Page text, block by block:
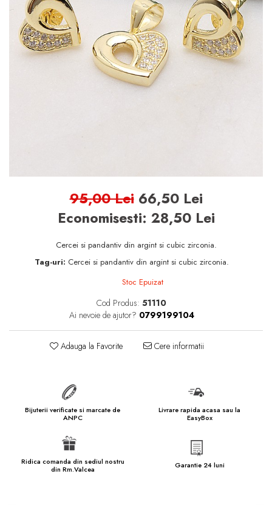
BIJUTERII ARGINT PENTRU
BARBATI
INELE ARGINT
marimea 54
marimea 60
marimea 61
marimea 64
marimea 65
marimea 66
marimea 67
marimea 68
95,00 Lei 66,50 Lei
Economisesti: 28,50 Lei
Cercei si pandantiv din argint si cubic zirconia.
Tag-uri: Cercei si pandantiv din argint si cubic zirconia.
Stoc Epuizat
Cod Produs: 51110
Ai nevoie de ajutor? 0799199104
Adauga la Favorite Cere informatii
Bijuterii verificate si marcate de
ANPC
Livrare rapida acasa sau la
EasyBox
Ridica comanda din sediul nostru
din Rm.Valcea
Garantie 24 luni